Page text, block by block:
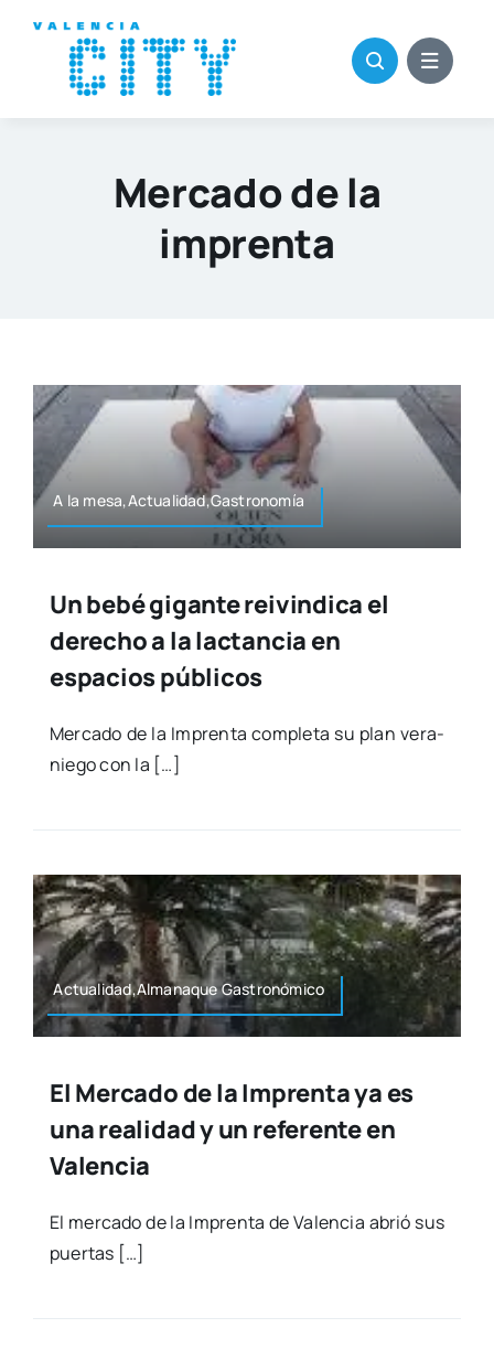
contenido
Mercado de la
imprenta
A la mesa,Actualidad,Gastronomía
Un bebé gigante reivindica el
derecho a la lactancia en
espacios públicos
Mer­ca­do de la Impren­ta com­ple­ta su plan vera­
nie­go con la […]
Actualidad,Almanaque Gas­tro­nó­mi­co
El Mercado de la Imprenta ya es
una realidad y un referente en
Valencia
El mer­ca­do de la Impren­ta de Valen­cia abrió sus
puer­tas […]